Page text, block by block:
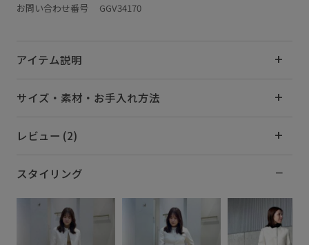
お問い合わせ番号 GGV34170
アイテム説明
サイズ・素材・お手入れ方法
レビュー (2)
スタイリング